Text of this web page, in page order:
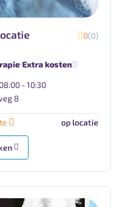
0(0)
Extra kosten
08:00 - 10:30
8
op locatie